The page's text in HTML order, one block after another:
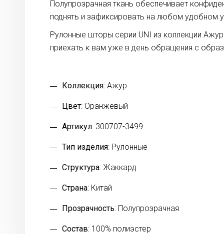
Полупрозрачная ткань обеспечивает
поднять и зафиксировать на любом удобном
Рулонные шторы серии UNI из коллекции
приехать к вам уже в день обращения с
Коллекция: Ажур
Цвет: Оранжевый
Артикул: 300707-3499
Тип изделия: Рулонные
Структура: Жаккард
Страна: Китай
Прозрачность: Полупрозрачная
Состав: 100% полиэстер